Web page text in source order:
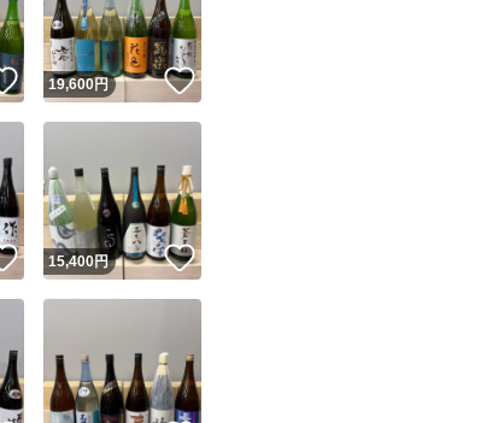
このユーザーは他フリマサービスでの取引実績があります
く表示であり、発送を保証しているものではありません
このユーザーは高頻度で24時間以内＆設定した発送日数内に発送してい
ます
このユーザーは高頻度で24時間以内に発送しています
このユーザーは設定した発送日数内に発送しています
出品ページへ
いいね！
19,600円 いいね！
いいね！
15,400円 いいね！